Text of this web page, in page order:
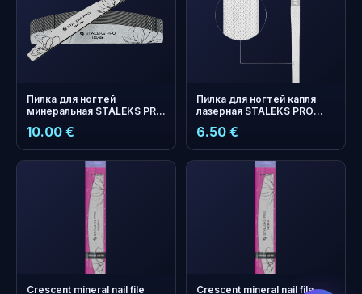
Пилка для ногтей
минеральная STALEKS PRO
(полумесяц) 25 шт
10.00 €
Пилка для ногтей капля
лазерная STALEKS PRO
ручкой)
6.50 €
Crescent mineral nail file Crescent mineral nail file